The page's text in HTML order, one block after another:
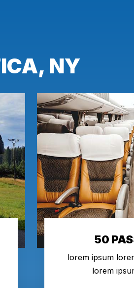
NY
50
lorem ipsum
lorem